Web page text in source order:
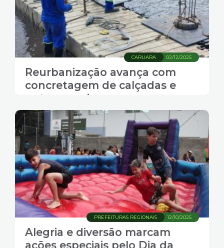
02/12/2025
CARUARA
Reurbanização avança com
concretagem de calçadas e
outros serviços
12/10/2025
PREFEITURAS REGIONAIS
Alegria e diversão marcam
ações especiais pelo Dia da